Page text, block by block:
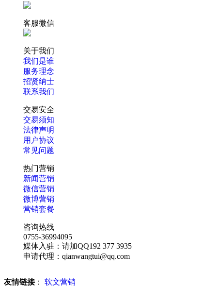
客服微信
关于我们
我们是谁
服务理念
招贤纳士
联系我们
交易安全
交易须知
法律声明
用户协议
常见问题
热门营销
新闻营销
微信营销
微博营销
营销套餐
咨询热线
0755-36994095
媒体入驻：请加QQ192 377 3935
申请代理：qianwangtui@qq.com
友情链接： 软文营销